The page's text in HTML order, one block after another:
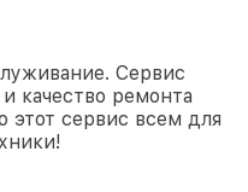
Сервис
качество ремонта
сервис всем для